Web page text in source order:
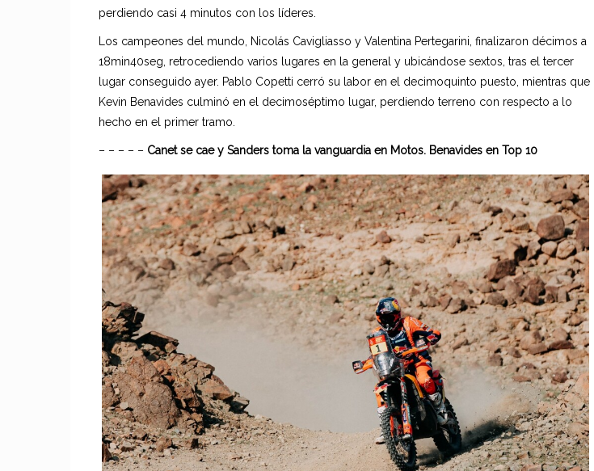
perdiendo casi 4 minutos con los líderes.
Los campeones del mundo, Nicolás Cavigliasso y Valentina Pertegarini, finalizaron décimos a
18min40seg, retrocediendo varios lugares en la general y ubicándose sextos, tras el tercer
lugar conseguido ayer. Pablo Copetti cerró su labor en el decimoquinto puesto, mientras que
Kevin Benavides culminó en el decimoséptimo lugar, perdiendo terreno con respecto a lo
hecho en el primer tramo.
– – – – – Canet se cae y Sanders toma la vanguardia en Motos. Benavides en Top 10